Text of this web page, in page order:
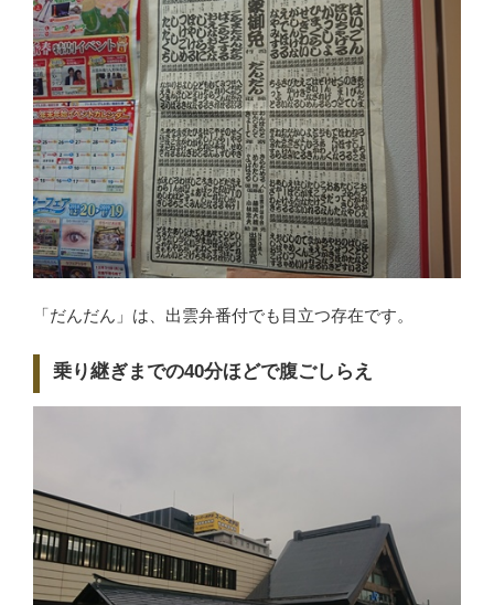
「だんだん」は、出雲弁番付でも目立つ存在です。
乗り継ぎまでの40分ほどで腹ごしらえ